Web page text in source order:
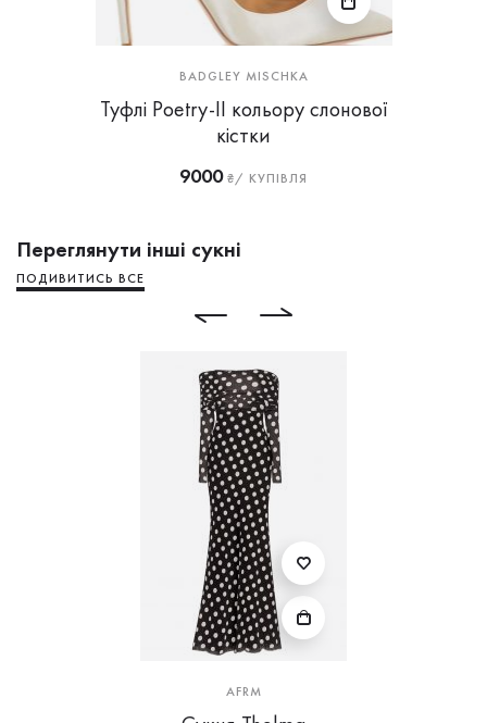
BADGLEY MISCHKA
Туфлі Poetry-II кольору слонової
кістки
9000₴/ КУПІВЛЯ
Переглянути інші сукні
ПОДИВИТИСЬ ВСЕ
AFRM